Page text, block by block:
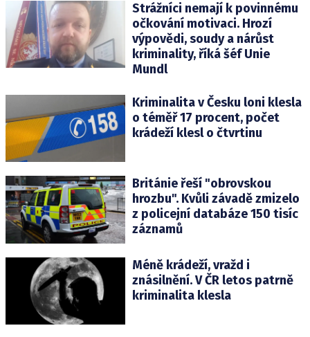
Strážníci nemají k povinnému
očkování motivaci. Hrozí
výpovědi, soudy a nárůst
kriminality, říká šéf Unie
Mundl
Kriminalita v Česku loni klesla
o téměř 17 procent, počet
krádeží klesl o čtvrtinu
Británie řeší "obrovskou
hrozbu". Kvůli závadě zmizelo
z policejní databáze 150 tisíc
záznamů
Méně krádeží, vražd i
znásilnění. V ČR letos patrně
kriminalita klesla